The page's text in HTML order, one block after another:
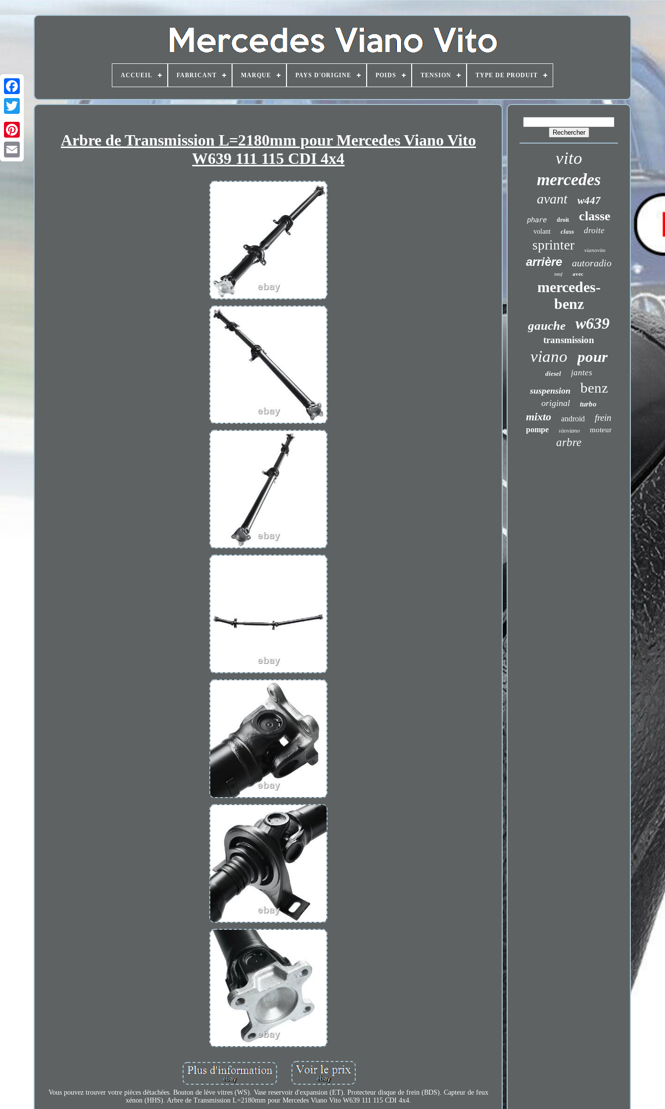
ACCUEIL FABRICANT MARQUE PAYS D'ORIGINE POIDS TENSION TYPE DE PRODUIT
Arbre de Transmission L=2180mm pour Mercedes Viano Vito
W639 111 115 CDI 4x4
Vous pouvez trouver votre pièces détachées. Bouton de lève vitres (WS). Vase reservoir d'expansion (ET). Protecteur disque de frein (BDS). Capteur de feux
xénon (HHS). Arbre de Transmission L=2180mm pour Mercedes Viano Vito W639 111 115 CDI 4x4.
vito
mercedes
avant w447
phare droit classe
volant class droite
sprinter vianovito
arrière autoradio
neuf avec
mercedes-
benz
gauche w639
transmission
viano pour
diesel jantes
suspension benz
original turbo
mixto android frein
pompe vitoviano moteur
arbre